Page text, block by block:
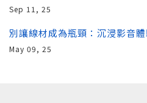
Sep 11, 25
別讓線材成為瓶頸：沉浸影音
May 09, 25